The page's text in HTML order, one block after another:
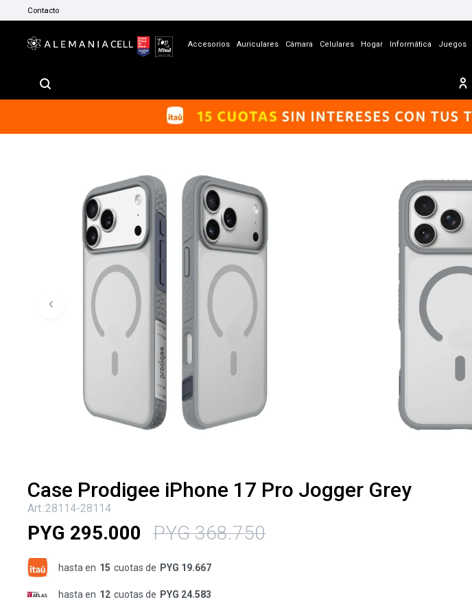
Accesorios Auriculares Cámara Celulares Hogar Informática Juegos
Contacto
Case Prodigee iPhone 17 Pro Jogger Grey
28114-28114
PYG 295.000 PYG 368.750
hasta en 15 cuotas de PYG 19.667
hasta en 12 cuotas de PYG 24.583